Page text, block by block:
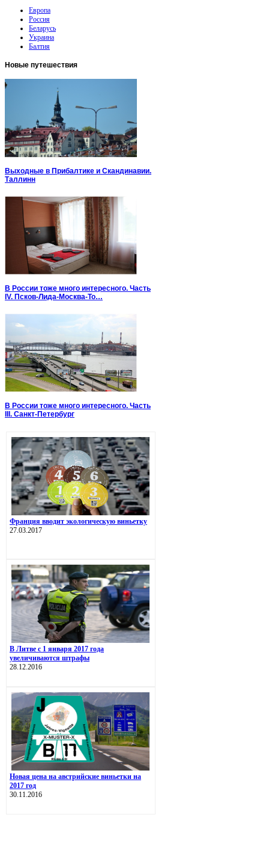
Европа
Россия
Беларусь
Украина
Балтия
Новые путешествия
Выходные в Прибалтике и Скандинавии.
Таллинн
В России тоже много интересного. Часть
IV. Псков-Лида-Москва-То…
В России тоже много интересного. Часть
III. Санкт-Петербург
Франция вводит экологическую виньетку
27.03.2017
В Литве с 1 января 2017 года
увеличиваются штрафы
28.12.2016
Новая цена на австрийские виньетки на
2017 год
30.11.2016